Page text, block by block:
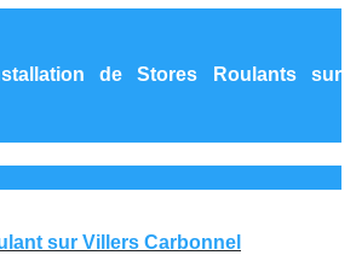
de Stores Roulants sur
sur Villers Carbonnel